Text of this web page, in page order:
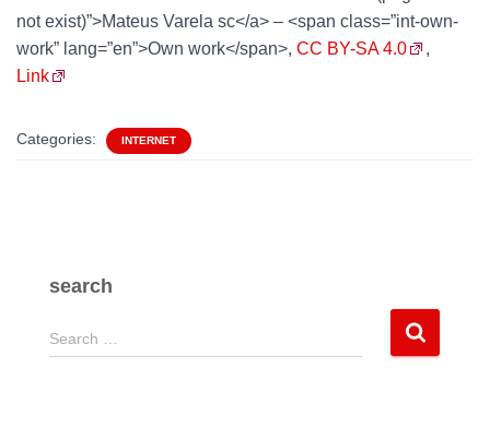
not exist)”>Mateus Varela sc</a> – <span class=”int-own-
work” lang=”en”>Own work</span>, CC BY-SA 4.0
,
Link
Categories: INTERNET
search
S
e
Search …